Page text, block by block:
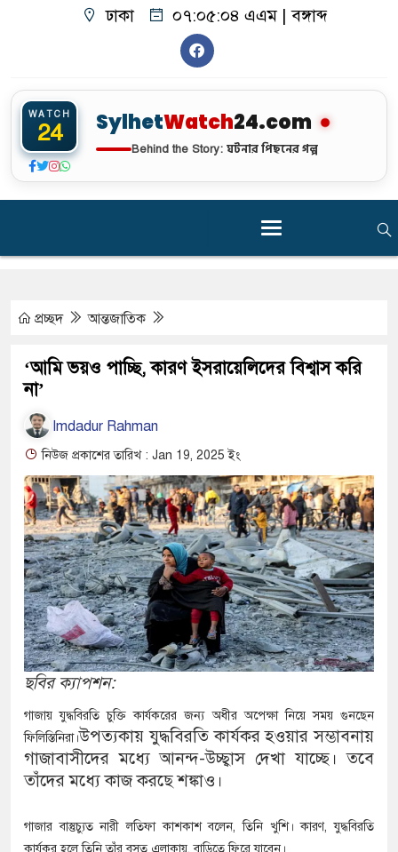
ঢাকা ০৭:০৫:০৪ এএম|বঙ্গাব্দ
WATCH
24 SylhetWatch24.com
Behind the Story: ঘটনার পিছনের গল্প
প্রচ্ছদ আন্তজাতিক
‘আমি ভয়ও পাচ্ছি, কারণ ইসরায়েলিদের বিশ্বাস করি
না’
Imdadur Rahman
নিউজ প্রকাশের তারিখ : Jan 19, 2025 ইং
ছবির ক্যাপশন:
গাজায় যুদ্ধবিরতি চুক্তি কার্যকরের জন্য অধীর অপেক্ষা নিয়ে সময় গুনছেন
ফিলিস্তিনিরা।উপত্যকায় যুদ্ধবিরতি কার্যকর হওয়ার সম্ভাবনায়
গাজাবাসীদের মধ্যে আনন্দ-উচ্ছ্বাস দেখা যাচ্ছে। তবে
তাঁদের মধ্যে কাজ করছে শঙ্কাও।
গাজার বাস্তুচ্যুত নারী লতিফা কাশকাশ বলেন, তিনি খুশি। কারণ, যুদ্ধবিরতি